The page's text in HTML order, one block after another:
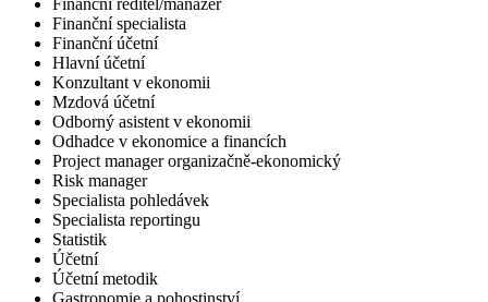
Finanční ředitel/manažer
Finanční specialista
Finanční účetní
Hlavní účetní
Konzultant v ekonomii
Mzdová účetní
Odborný asistent v ekonomii
Odhadce v ekonomice a financích
Project manager organizačně-ekonomický
Risk manager
Specialista pohledávek
Specialista reportingu
Statistik
Účetní
Účetní metodik